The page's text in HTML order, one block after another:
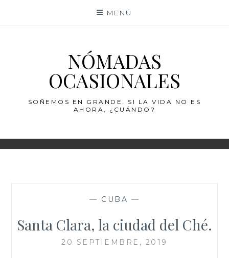
MENÚ
NÓMADAS
OCASIONALES
SOÑEMOS EN GRANDE. SI LA VIDA NO ES
AHORA, ¿CUÁNDO?
— CUBA —
Santa Clara, la ciudad del Ché.
20 SEPTIEMBRE, 2019